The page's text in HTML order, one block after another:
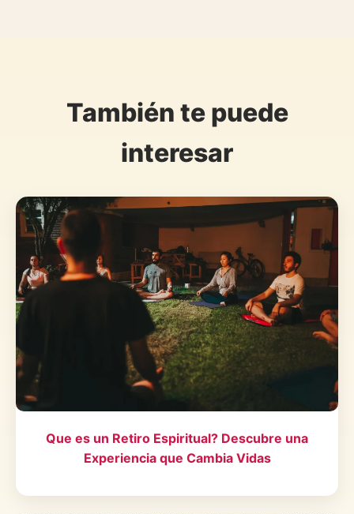
También te puede
interesar
Que es un Retiro Espiritual? Descubre una
Experiencia que Cambia Vidas